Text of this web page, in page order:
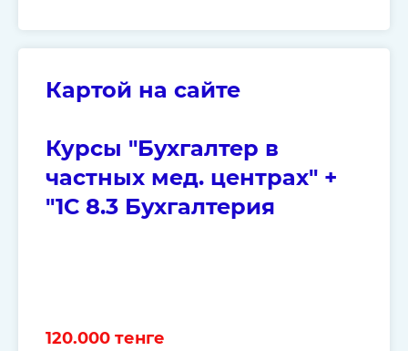
Картой на сайте
Курсы "Бухгалтер в
частных мед. центрах" +
"1С 8.3 Бухгалтерия
120.000 тенге